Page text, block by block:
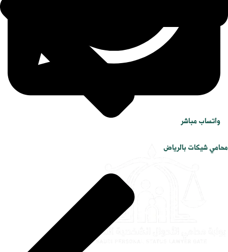
محامي شيكات بالرياض
واتساب مباشر